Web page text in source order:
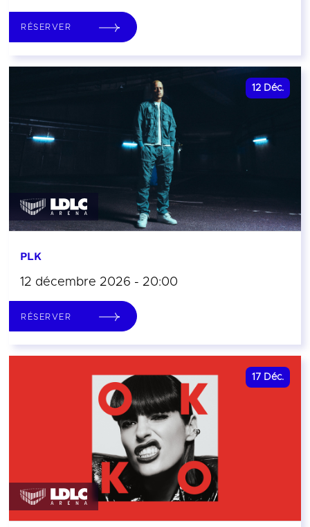
RÉSERVER
12 Déc.
PLK
12 décembre 2026 - 20:00
RÉSERVER
17 Déc.